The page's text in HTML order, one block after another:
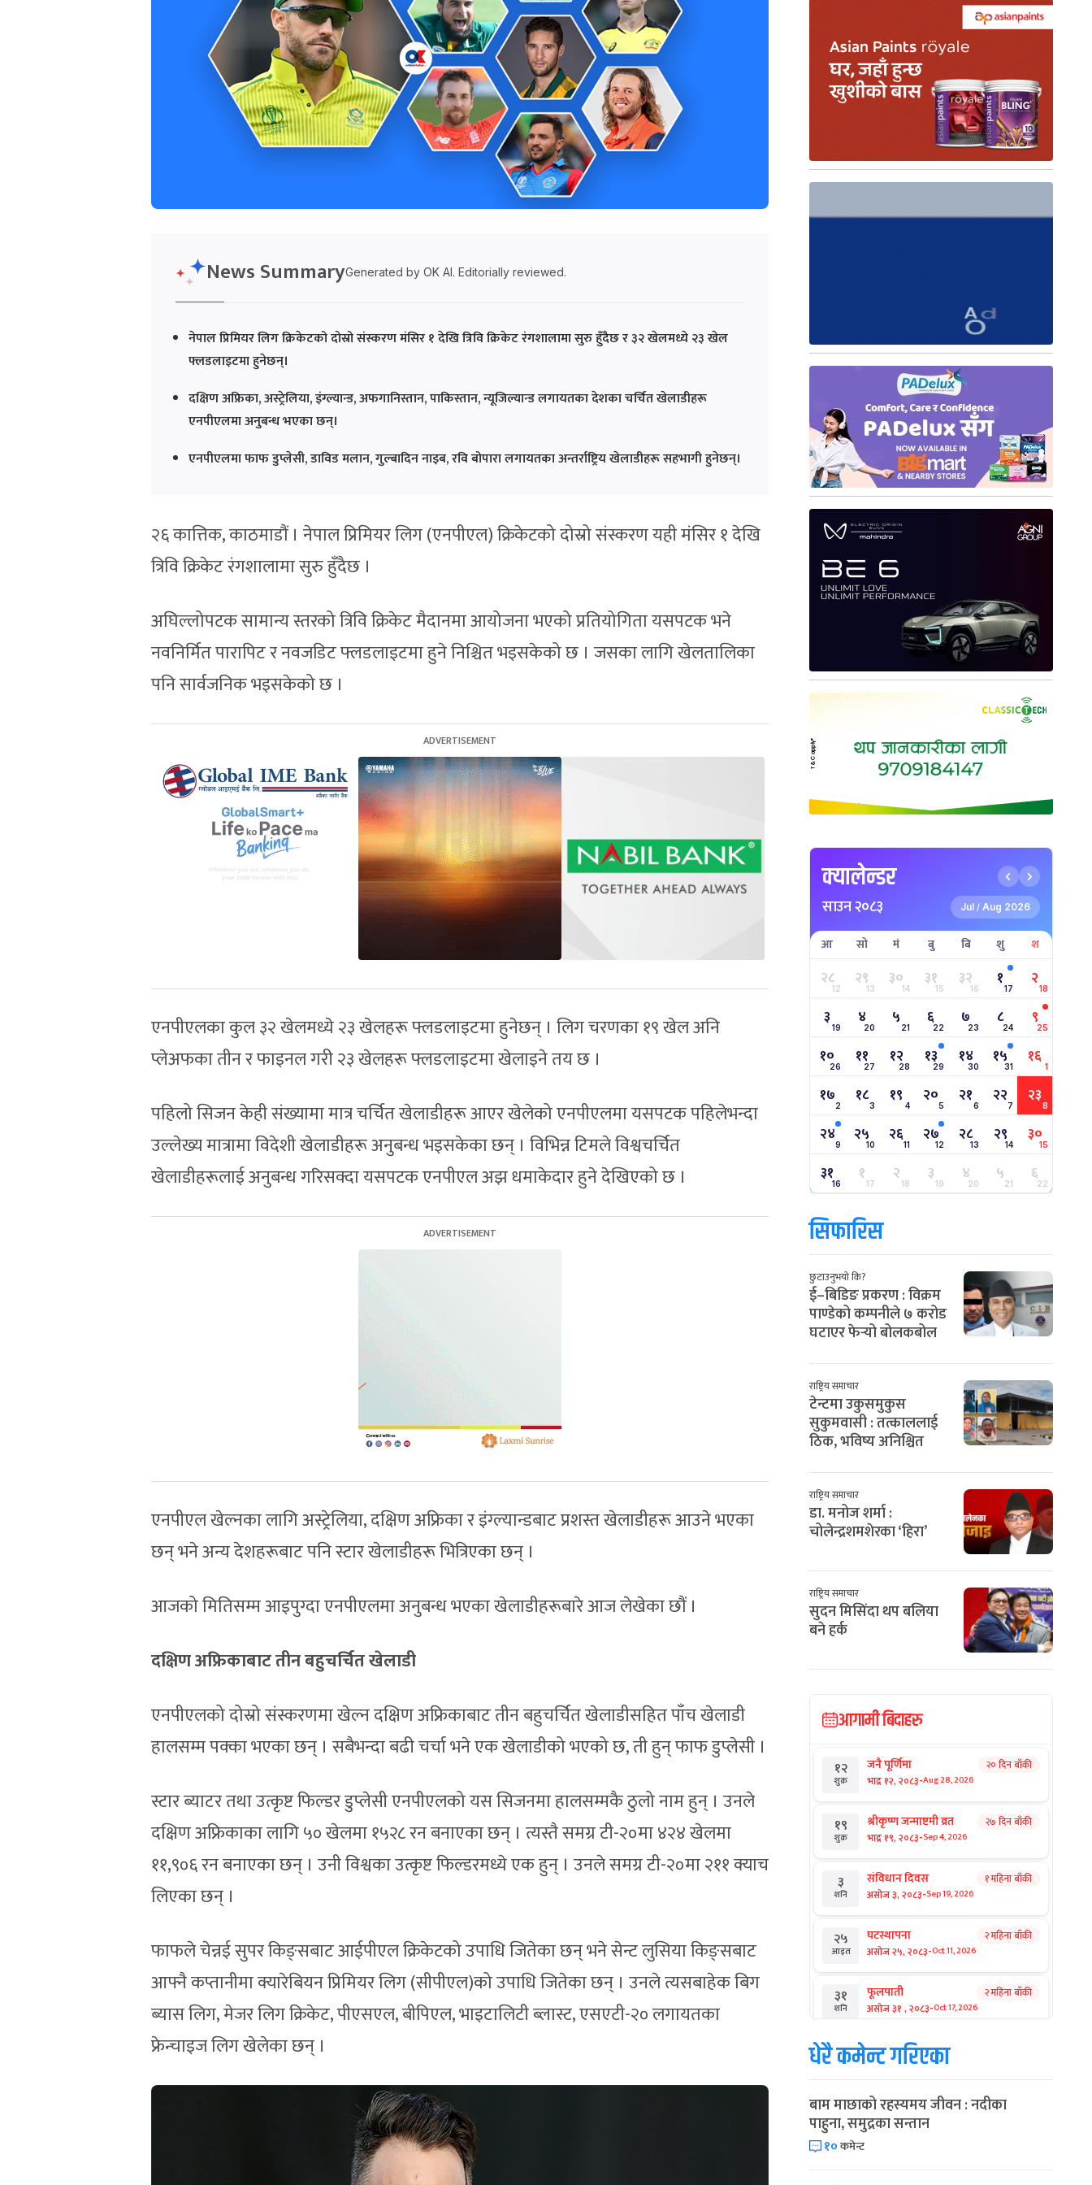
News SummaryGenerated by OK AI. Editorially reviewed.
नेपाल प्रिमियर लिग क्रिकेटको दोस्रो संस्करण मंसिर १ देखि त्रिवि क्रिकेट रंगशालामा सुरु हुँदैछ र ३२ खेलमध्ये २३ खेल
फ्लडलाइटमा हुनेछन्।
दक्षिण अफ्रिका, अस्ट्रेलिया, इंग्ल्यान्ड, अफगानिस्तान, पाकिस्तान, न्यूजिल्यान्ड लगायतका देशका चर्चित खेलाडीहरू
एनपीएलमा अनुबन्ध भएका छन्।
एनपीएलमा फाफ डुप्लेसी, डाविड मलान, गुल्बादिन नाइब, रवि बोपारा लगायतका अन्तर्राष्ट्रिय खेलाडीहरू सहभागी हुनेछन्।
२६ कात्तिक, काठमाडौं । नेपाल प्रिमियर लिग (एनपीएल) क्रिकेटको दोस्रो संस्करण यही मंसिर १ देखि
त्रिवि क्रिकेट रंगशालामा सुरु हुँदैछ ।
अघिल्लोपटक सामान्य स्तरको त्रिवि क्रिकेट मैदानमा आयोजना भएको प्रतियोगिता यसपटक भने
नवनिर्मित पारापिट र नवजडिट फ्लडलाइटमा हुने निश्चित भइसकेको छ । जसका लागि खेलतालिका
पनि सार्वजनिक भइसकेको छ ।
एनपीएलका कुल ३२ खेलमध्ये २३ खेलहरू फ्लडलाइटमा हुनेछन् । लिग चरणका १९ खेल अनि
प्लेअफका तीन र फाइनल गरी २३ खेलहरू फ्लडलाइटमा खेलाइने तय छ ।
पहिलो सिजन केही संख्यामा मात्र चर्चित खेलाडीहरू आएर खेलेको एनपीएलमा यसपटक पहिलेभन्दा
उल्लेख्य मात्रामा विदेशी खेलाडीहरू अनुबन्ध भइसकेका छन् । विभिन्न टिमले विश्वचर्चित
खेलाडीहरूलाई अनुबन्ध गरिसक्दा यसपटक एनपीएल अझ धमाकेदार हुने देखिएको छ ।
एनपीएल खेल्नका लागि अस्ट्रेलिया, दक्षिण अफ्रिका र इंग्ल्यान्डबाट प्रशस्त खेलाडीहरू आउने भएका
छन् भने अन्य देशहरूबाट पनि स्टार खेलाडीहरू भित्रिएका छन् ।
आजको मितिसम्म आइपुग्दा एनपीएलमा अनुबन्ध भएका खेलाडीहरूबारे आज लेखेका छौं ।
दक्षिण अफ्रिकाबाट तीन बहुचर्चित खेलाडी
एनपीएलको दोस्रो संस्करणमा खेल्न दक्षिण अफ्रिकाबाट तीन बहुचर्चित खेलाडीसहित पाँच खेलाडी
हालसम्म पक्का भएका छन् । सबैभन्दा बढी चर्चा भने एक खेलाडीको भएको छ, ती हुन् फाफ डुप्लेसी ।
स्टार ब्याटर तथा उत्कृष्ट फिल्डर डुप्लेसी एनपीएलको यस सिजनमा हालसम्मकै ठुलो नाम हुन् । उनले
दक्षिण अफ्रिकाका लागि ५० खेलमा १५२८ रन बनाएका छन् । त्यस्तै समग्र टी-२०मा ४२४ खेलमा
११,९०६ रन बनाएका छन् । उनी विश्वका उत्कृष्ट फिल्डरमध्ये एक हुन् । उनले समग्र टी-२०मा २११ क्याच
लिएका छन् ।
फाफले चेन्नई सुपर किङ्सबाट आईपीएल क्रिकेटको उपाधि जितेका छन् भने सेन्ट लुसिया किङ्सबाट
आफ्नै कप्तानीमा क्यारेबियन प्रिमियर लिग (सीपीएल)को उपाधि जितेका छन् । उनले त्यसबाहेक बिग
ब्यास लिग, मेजर लिग क्रिकेट, पीएसएल, बीपिएल, भाइटालिटी ब्लास्ट, एसएटी-२० लगायतका
फ्रेन्चाइज लिग खेलेका छन् ।
क्यालेन्डर
साउन २०८३ Jul / Aug 2026
आ सो मं बु बि शु श
२८12 २९13 ३०14 ३१15 ३२16 १17 २18
३ 19 ४20 ५ 21 ६22 ७23 ८24 ९25
१०26 ११27 १२28 १३29 १४30 १५31 १६ 1
१७2 १८3 १९ 4 २०5 २१6 २२7 २३8
२४9 २५10 २६11 २७12 २८13 २९14 ३०15
३१16 १17 २18 ३19 ४20 ५21 ६22
सिफारिस
छुटाउनुभयो कि?
ई–बिडिङ प्रकरण : विक्रम
पाण्डेको कम्पनीले ७ करोड
घटाएर फेर्‍यो बोलकबोल
राष्ट्रिय समाचार
टेन्टमा उकुसमुकुस
सुकुमवासी : तत्काललाई
ठिक, भविष्य अनिश्चित
राष्ट्रिय समाचार
डा. मनोज शर्मा :
चोलेन्द्रशमशेरका ‘हिरा’
राष्ट्रिय समाचार
सुदन मिसिंदा थप बलिया
बने हर्क
आगामी बिदाहरु
१२
शुक्र
जनै पूर्णिमा
भाद्र १२, २०८३-Aug 28, 2026
२० दिन बाँकी
१९
शुक्र
श्रीकृष्ण जन्माष्टमी व्रत
भाद्र १९, २०८३-Sep 4, 2026
२७ दिन बाँकी
३
शनि
संविधान दिवस
असोज ३, २०८३-Sep 19, 2026
१ महिना बाँकी
२५
आइत
घटस्थापना
असोज २५, २०८३-Oct 11, 2026
२ महिना बाँकी
३१
शनि
फूलपाती
असोज ३१ , २०८३-Oct 17, 2026
२ महिना बाँकी
१
आइत
कार्तिक सङ्क्रान्ति
कार्तिक १, २०८३-Oct 18, 2026
३
मंगल
महानवमी
कार्तिक ३, २०८३-
२ महिना बाँकी
४
धेरै कमेन्ट गरिएका
बाम माछाको रहस्यमय जीवन : नदीका
पाहुना, समुद्रका सन्तान
१०कमेन्ट